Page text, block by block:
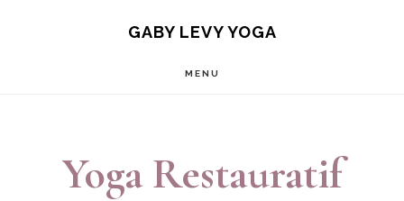
GABY LEVY YOGA
MENU
Yoga Restauratif